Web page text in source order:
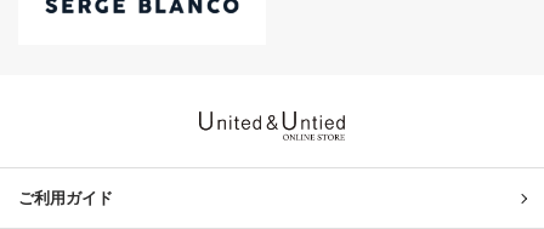
ご利用ガイド